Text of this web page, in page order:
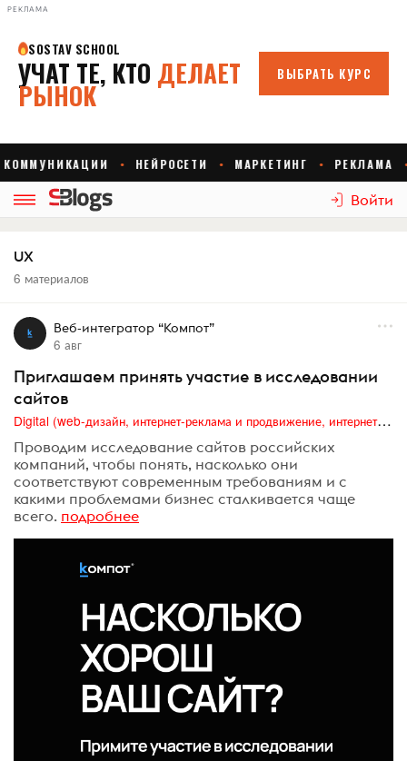
РЕКЛАМА
Войти
UX
6 материалов
Веб-интегратор “Компот”
6 авг
Приглашаем принять участие в исследовании
сайтов
Digital (web-дизайн, интернет-реклама и продвижение, интернет-сообщества и блоги, интернет-коммуникации, мобильный маркетинг, реклама на цифровых экранах)
Проводим исследование сайтов российских
компаний, чтобы понять, насколько они
соответствуют современным требованиям и с
какими проблемами бизнес сталкивается чаще
всего. подробнее